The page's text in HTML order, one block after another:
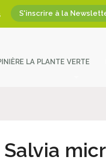
S'inscrire à la
LA PLANTE VERTE
Salvia